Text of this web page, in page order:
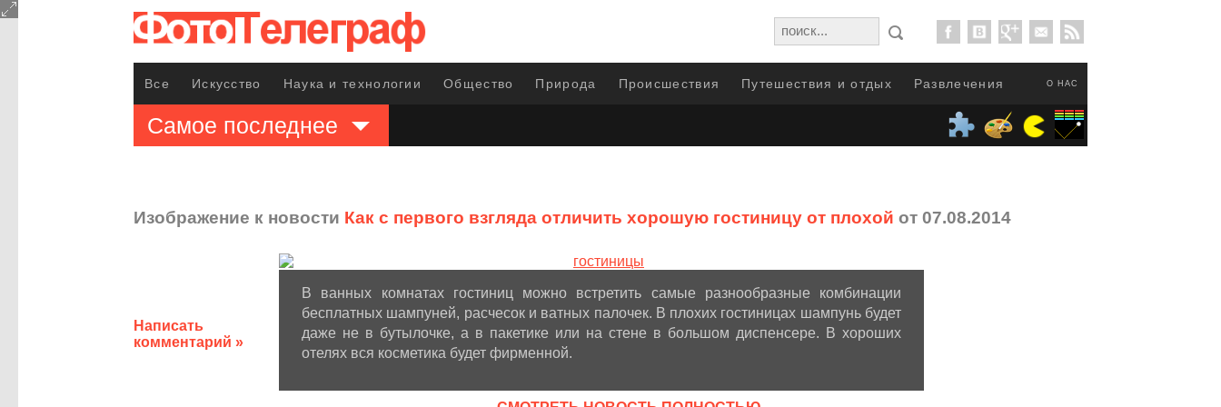
О НАС
Все Искусство Наука и технологии Общество Природа Происшествия Путешествия и отдых Развлечения
Самое последнее
Изображение к новости Как с первого взгляда отличить хорошую гостиницу от плохой от 07.08.2014
Написать
комментарий »
В ванных комнатах гостиниц можно встретить самые разнообразные комбинации
бесплатных шампуней, расчесок и ватных палочек. В плохих гостиницах шампунь будет
даже не в бутылочке, а в пакетике или на стене в большом диспенсере. В хороших
отелях вся косметика будет фирменной.